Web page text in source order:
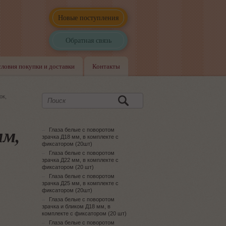
Новые поступления
Обратная связь
покупки и доставки Контакты
Глаза белые с поворотом
зрачка Д18 мм, в комплекте с
фиксатором (20шт)
Глаза белые с поворотом
зрачка Д22 мм, в комплекте с
фиксатором (20 шт)
Глаза белые с поворотом
зрачка Д25 мм, в комплекте с
фиксатором (20шт)
Глаза белые с поворотом
зрачка и бликом Д18 мм, в
комплекте с фиксатором (20 шт)
Глаза белые с поворотом